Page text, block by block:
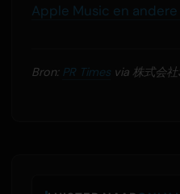
Apple Music en
Bron: PR Timesvia 株式会社